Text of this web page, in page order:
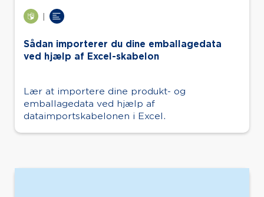
Sådan importerer du dine emballagedata
ved hjælp af Excel-skabelon
Lær at importere dine produkt- og
emballagedata ved hjælp af
dataimportskabelonen i Excel.